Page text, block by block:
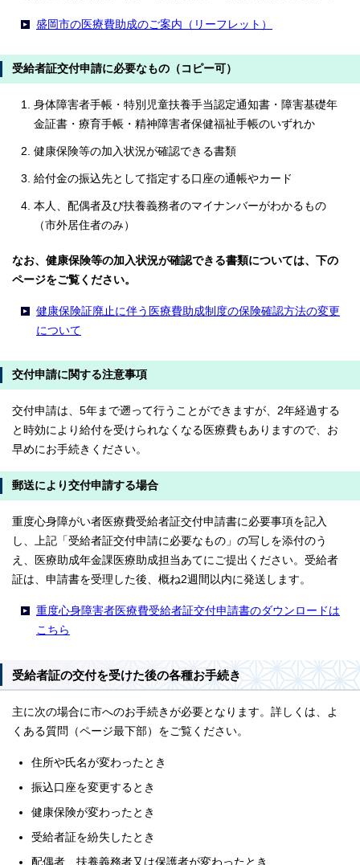
盛岡市の医療費助成のご案内（リーフレット）
受給者証交付申請に必要なもの（コピー可）
身体障害者手帳・特別児童扶養手当認定通知書・障害基礎年
金証書・療育手帳・精神障害者保健福祉手帳のいずれか
健康保険等の加入状況が確認できる書類
給付金の振込先として指定する口座の通帳やカード
本人、配偶者及び扶養義務者のマイナンバーがわかるもの
（市外居住者のみ）
なお、健康保険等の加入状況が確認できる書類については、下の
ページをご覧ください。
健康保険証廃止に伴う医療費助成制度の保険確認方法の変更
について
交付申請に関する注意事項
交付申請は、5年まで遡って行うことができますが、2年経過する
と時効により給付を受けられなくなる医療費もありますので、お
早めにお手続きください。
郵送により交付申請する場合
重度心身障がい者医療費受給者証交付申請書に必要事項を記入
し、上記「受給者証交付申請に必要なもの」の写しを添付のう
え、医療助成年金課医療助成担当あてにご提出ください。受給者
証は、申請書を受理した後、概ね2週間以内に発送します。
重度心身障害者医療費受給者証交付申請書のダウンロードは
こちら
受給者証の交付を受けた後の各種お手続き
主に次の場合に市へのお手続きが必要となります。詳しくは、よ
くある質問（ページ最下部）をご覧ください。
住所や氏名が変わったとき
振込口座を変更するとき
健康保険が変わったとき
受給者証を紛失したとき
配偶者、扶養義務者又は保護者が変わったとき